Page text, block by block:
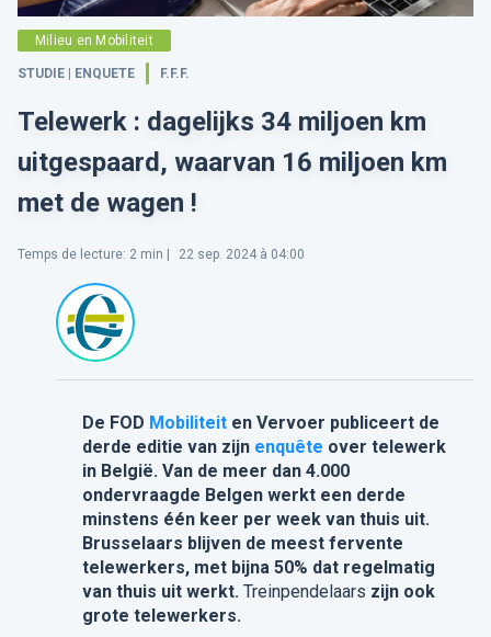
Milieu en Mobiliteit
STUDIE | ENQUETE F.F.F.
Telewerk : dagelijks 34 miljoen km
uitgespaard, waarvan 16 miljoen km
met de wagen !
Temps de lecture: 2 min | 22 sep. 2024 à 04:00
De FOD Mobiliteiten Vervoer publiceert de
derde editie van zijn enquête over telewerk
in België. Van de meer dan 4.000
ondervraagde Belgen werkt een derde
minstens één keer per week van thuis uit.
Brusselaars blijvende meest fervente
telewerkers, met bijna 50% dat regelmatig
van thuis uit werkt. Treinpendelaars zijn ook
grote telewerkers.